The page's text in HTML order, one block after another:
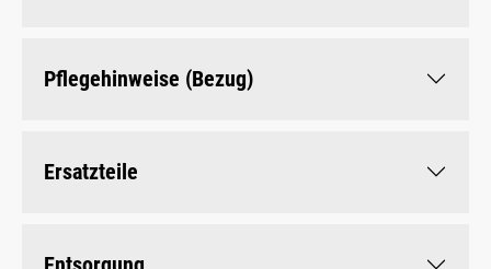
Pflegehinweise (Bezug)
Ersatzteile